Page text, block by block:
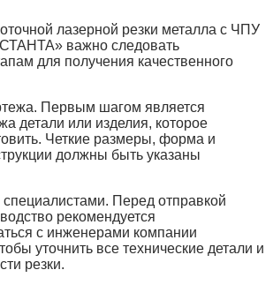
лазерной резки металла с ЧПУ
важно следовать
для получения качественного
Первым шагом является
детали или изделия, которое
Четкие размеры, форма и
должны быть указаны
специалистами. Перед отправкой
рекомендуется
с инженерами компании
уточнить все технические детали и
резки.